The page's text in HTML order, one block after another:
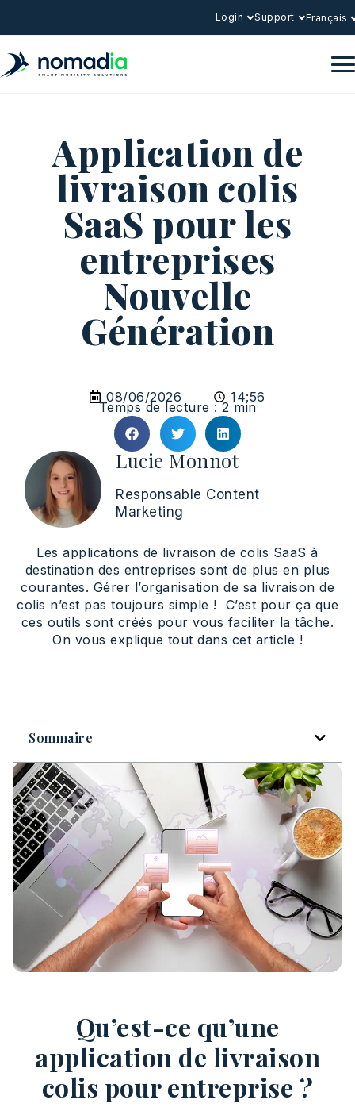
Login Support Français
Application de
livraison colis
SaaS pour les
entreprises
Nouvelle
Génération
08/06/2026 14:56
Temps de lecture : 2 min
Lucie Monnot
Responsable Content
Marketing
Les applications de livraison de colis SaaS à
destination des entreprises sont de plus en plus
courantes. Gérer l’organisation de sa livraison de
colis n’est pas toujours simple ! C’est pour ça que
ces outils sont créés pour vous faciliter la tâche.
On vous explique tout dans cet article !
Sommaire
Qu’est-ce qu’une
application de livraison
colis pour entreprise ?